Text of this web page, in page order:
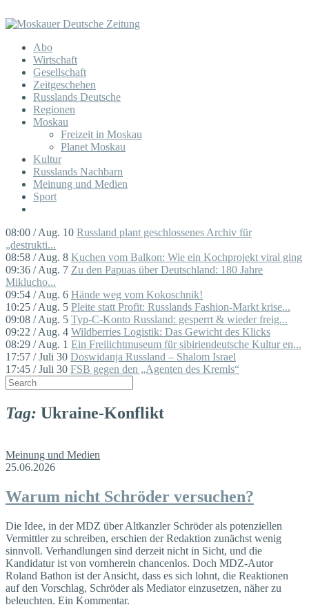
Abo
Wirtschaft
Gesellschaft
Zeitgeschehen
Russlands Deutsche
Regionen
Moskau
Freizeit in Moskau
Planet Moskau
Kultur
Russlands Nachbarn
Meinung und Medien
Sport
08:00 / Aug. 10 Russland plant geschlossenes Archiv für
„destrukti...
08:58 / Aug. 8 Kuchen vom Balkon: Wie ein Kochprojekt viral ging
09:36 / Aug. 7 Zu den Papuas über Deutschland: 180 Jahre
Miklucho...
09:54 / Aug. 6 Hände weg vom Kokoschnik!
10:25 / Aug. 5 Pleite statt Profit: Russlands Fashion-Markt krise...
09:08 / Aug. 5 Typ-C-Konto Russland: gesperrt & wieder freig...
09:22 / Aug. 4 Wildberries Logistik: Das Gewicht des Klicks
08:29 / Aug. 1 Ein Freilichtmuseum für sibiriendeutsche Kultur en...
17:57 / Juli 30 Doswidanja Russland – Shalom Israel
17:45 / Juli 30 FSB gegen den „Agenten des Kremls“
Tag: Ukraine-Konflikt
Meinung und Medien
25.06.2026
Warum nicht Schröder versuchen?
Die Idee, in der MDZ über Altkanzler Schröder als potenziellen
Vermittler zu schreiben, erschien der Redaktion zunächst wenig
sinnvoll. Verhandlungen sind derzeit nicht in Sicht, und die
Kandidatur ist von vornherein chancenlos. Doch MDZ-Autor
Roland Bathon ist der Ansicht, dass es sich lohnt, die Reaktionen
auf den Vorschlag, Schröder als Mediator einzusetzen, näher zu
beleuchten. Ein Kommentar.